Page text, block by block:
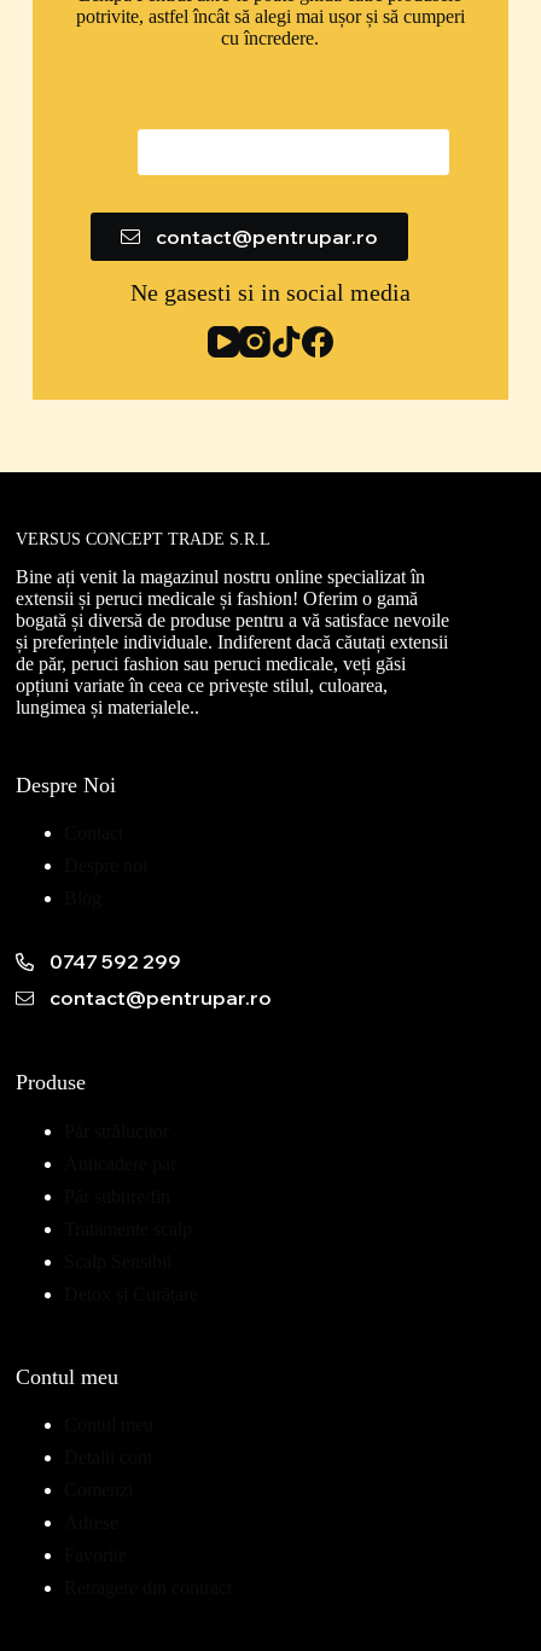
potrivite, astfel încât să alegi mai ușor și să cumperi
cu încredere.
contact@pentrupar.ro
Ne gasesti si in social media
VERSUS CONCEPT TRADE S.R.L
Bine ați venit la magazinul nostru online specializat în
extensii și peruci medicale și fashion! Oferim o gamă
bogată și diversă de produse pentru a vă satisface nevoile
și preferințele individuale. Indiferent dacă căutați extensii
de păr, peruci fashion sau peruci medicale, veți găsi
opțiuni variate în ceea ce privește stilul, culoarea,
lungimea și materialele..
Despre Noi
0747 592 299
contact@pentrupar.ro
Produse
Contul meu